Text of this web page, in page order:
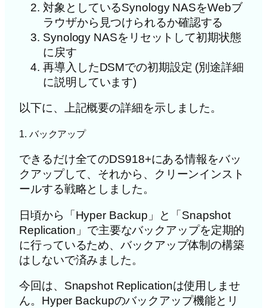
対象としているSynology NASをWebブ
ラウザから見つけられるか確認する
Synology NASをリセットして初期状態
に戻す
再導入したDSMでの初期設定 (別途詳細
に説明しています)
以下に、上記概要の詳細を示しました。
1. バックアップ
できるだけ全てのDS918+にある情報をバッ
クアップして、それから、クリーンインスト
ールする戦略としました。
日頃から「Hyper Backup」と「Snapshot
Replication」で主要なバックアップを定期的
に行っているため、バックアップ体制の構築
はしないで済みました。
今回は、Snapshot Replicationは使用しませ
ん。Hyper Backupのバックアップ機能とリ